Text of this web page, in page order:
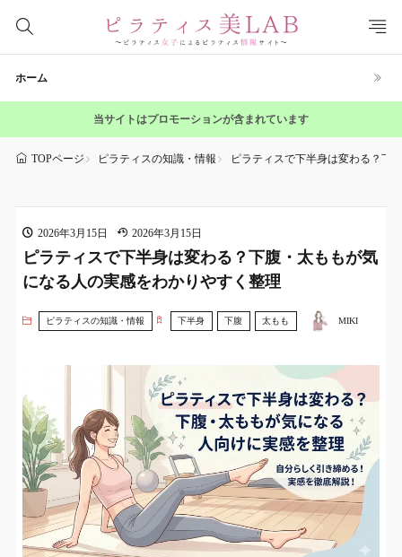
ホーム
当サイトはプロモーションが含まれています
TOPページ ピラティスの知識・情報 ピラティスで下半身は変わる？下
2026年3月15日 2026年3月15日
ピラティスで下半身は変わる？下腹・太ももが気
になる人の実感をわかりやすく整理
ピラティスの知識・情報 下半身 下腹 太もも MIKI